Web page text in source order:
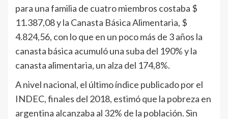
para una familia de cuatro miembros costaba $
11.387,08 y la Canasta Básica Alimentaria, $
4.824,56, con lo que en un poco más de 3 años la
canasta básica acumuló una suba del 190% y la
canasta alimentaria, un alza del 174,8%.
A nivel nacional, el último índice publicado por el
INDEC, finales del 2018, estimó que la pobreza en
argentina alcanzaba al 32% de la población. Sin